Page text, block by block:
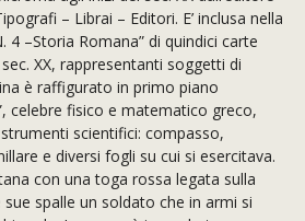
– Librai – Editori. E’ inclusa nella
4 –Storia Romana” di quindici carte
XX, rappresentanti soggetti di
è raffigurato in primo piano
celebre fisico e matematico greco,
scientifici: compasso,
e diversi fogli su cui si esercitava.
con una toga rossa legata sulla
sue spalle un soldato che in armi si